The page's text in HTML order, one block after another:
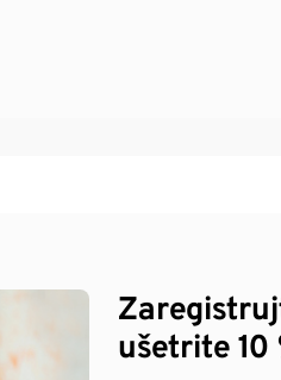
ušetrite 10